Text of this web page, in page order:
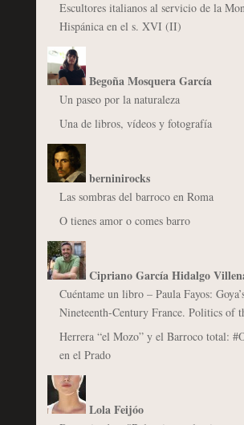
Escultores italianos al servicio de la
Hispánica en el s. XVI (II)
Begoña Mosquera García
Un paseo por la naturaleza
Una de libros, vídeos y fotografía
berninirocks
Las sombras del barroco en Roma
O tienes amor o comes barro
Cipriano García Hidalgo
Cuéntame un libro – Paula Fayos:
Nineteenth-Century France. Politics of
Herrera “el Mozo” y el Barroco total:
en el Prado
Lola Feijóo